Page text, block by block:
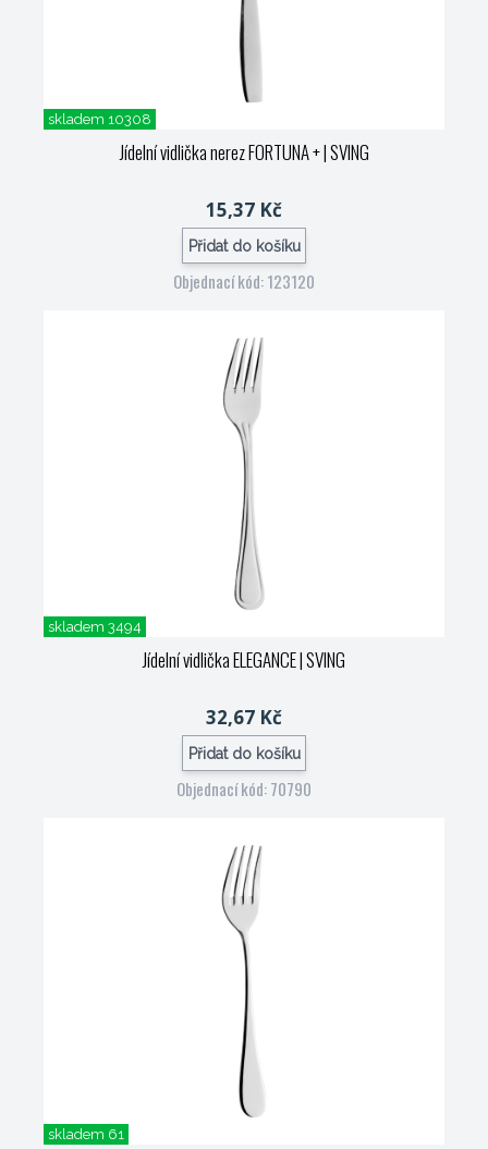
skladem 10308
Jídelní vidlička nerez FORTUNA +| SVING
15,37 Kč
Přidat do košíku
Objednací kód: 123120
skladem 3494
Jídelní vidlička ELEGANCE| SVING
32,67 Kč
Přidat do košíku
Objednací kód: 70790
skladem 61